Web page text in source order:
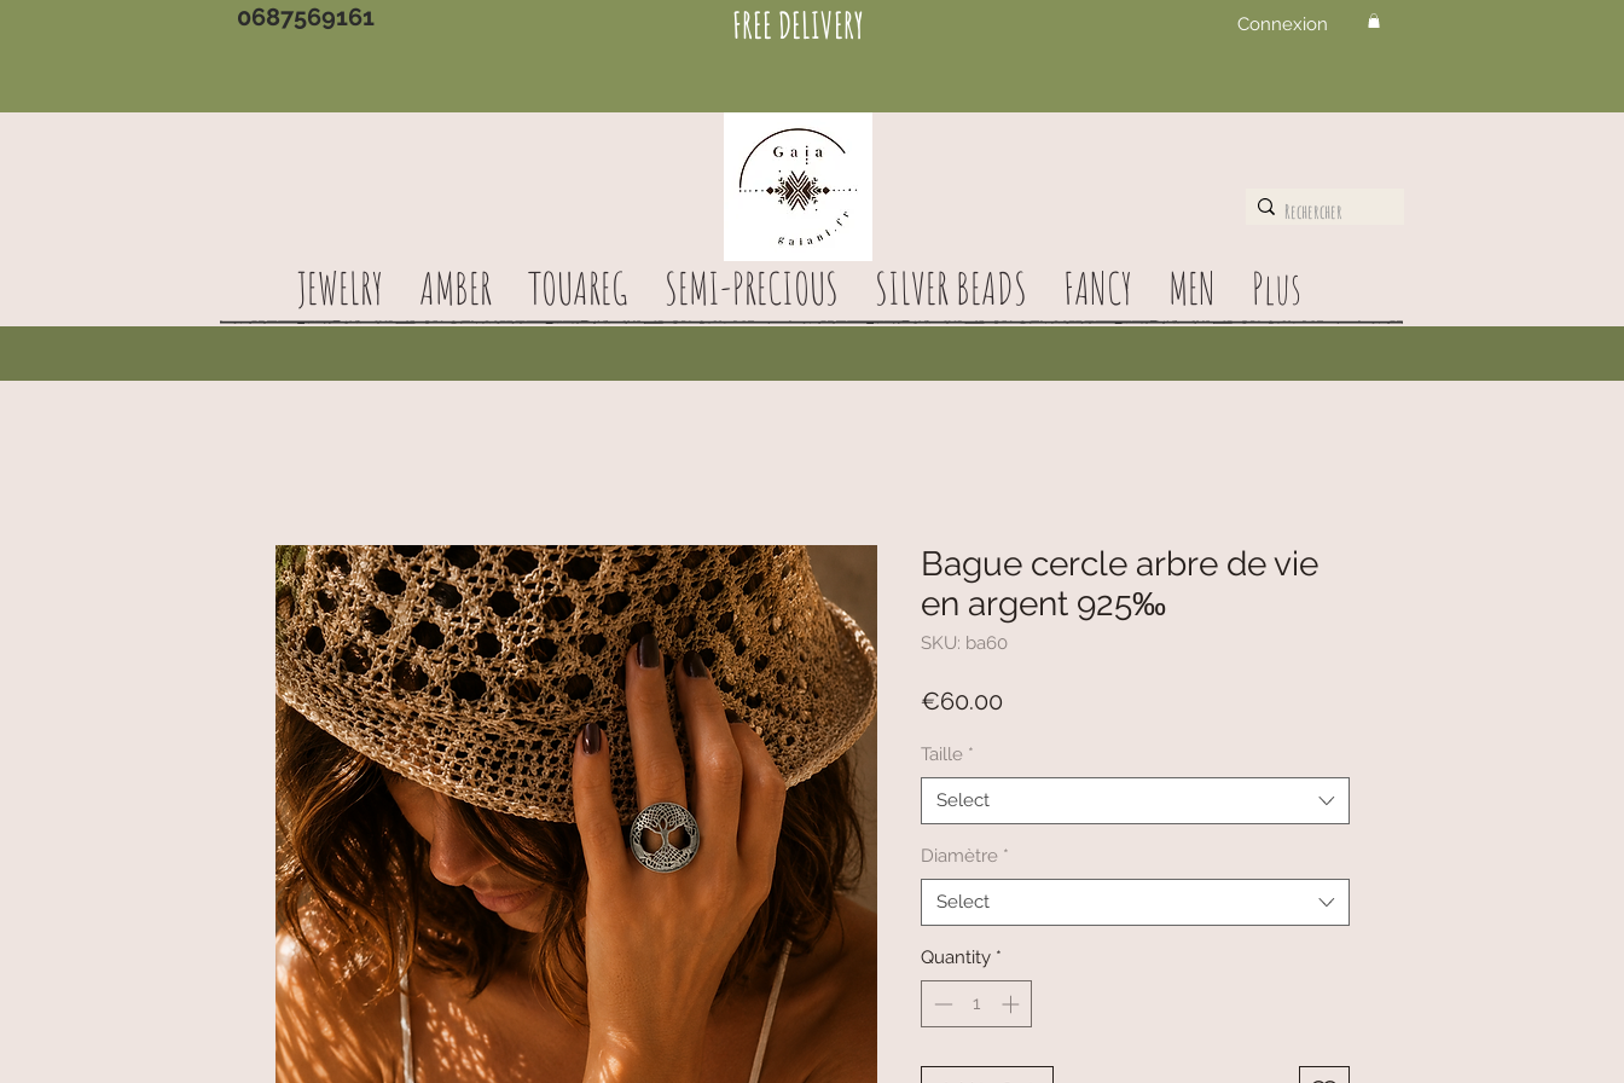
0687569161 FREE DELIVERY Connexion
JEWELRY AMBER TOUAREG SEMI-PRECIOUS SILVER BEADS FANCY MEN Plus
Bague cercle arbre de vie
en argent 925‰
SKU: ba60
€60.00
Taille *
Select
Diamètre *
Select
Quantity *